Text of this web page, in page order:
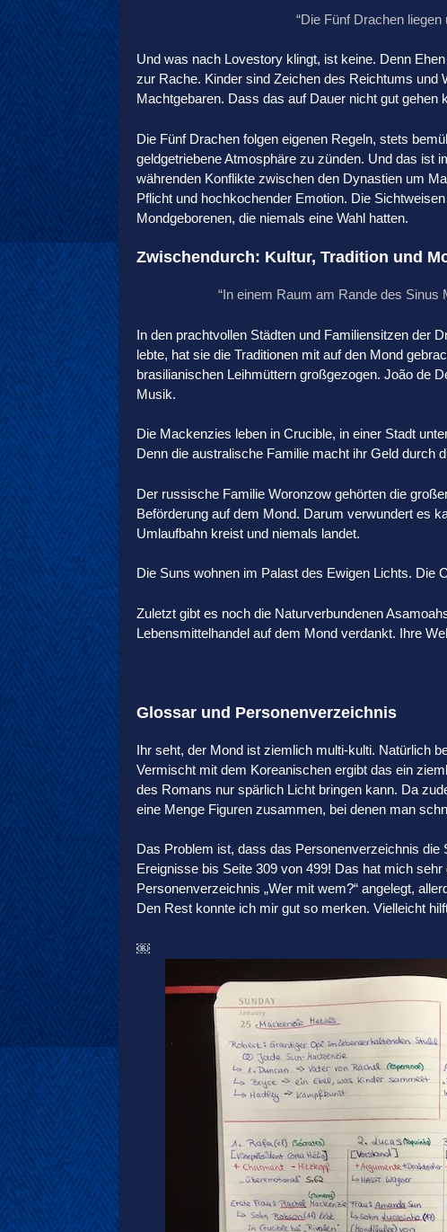
“Die Fünf Drachen
Und was nach Lovestory klingt, ist keine. Denn
zur Rache. Kinder sind Zeichen des Reichtums und
Machtgebaren. Dass das auf Dauer nicht gut gehen
Die Fünf Drachen folgen eigenen Regeln, stets
geldgetriebene Atmosphäre zu zünden. Und das ist
währenden Konflikte zwischen den Dynastien um
Pflicht und hochkochender Emotion. Die
Mondgeborenen, die niemals eine Wahl hatten.
Zwischendurch: Kultur, Tradition und
“In einem Raum am Rande des Sinus
In den prachtvollen Städten und Familiensitzen der
lebte, hat sie die Traditionen mit auf den Mond
brasilianischen Leihmüttern großgezogen. João de
Musik.
Die Mackenzies leben in Crucible, in einer Stadt
Denn die australische Familie macht ihr Geld durch
Der russische Familie Woronzow gehörten die
Beförderung auf dem Mond. Darum verwundert es
Umlaufbahn kreist und niemals landet.
Die Suns wohnen im Palast des Ewigen Lichts. Die
Zuletzt gibt es noch die Naturverbundenen
Lebensmittelhandel auf dem Mond verdankt. Ihre
Glossar und Personenverzeichnis
Ihr seht, der Mond ist ziemlich multi-kulti. Natürlich
Vermischt mit dem Koreanischen ergibt das ein
des Romans nur spärlich Licht bringen kann. Da
eine Menge Figuren zusammen, bei denen man
Das Problem ist, dass das Personenverzeichnis
Ereignisse bis Seite 309 von 499! Das hat mich
Personenverzeichnis „Wer mit wem?“ angelegt,
Den Rest konnte ich mir gut so merken. Vielleicht
￼